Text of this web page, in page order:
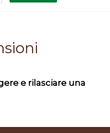
e rilasciare una